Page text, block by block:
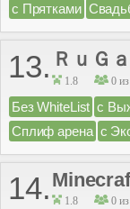
с Прятками
13. ＲｕＧ
1.8 0
Без WhiteList с
Сплиф арена с
14. 1.8 0